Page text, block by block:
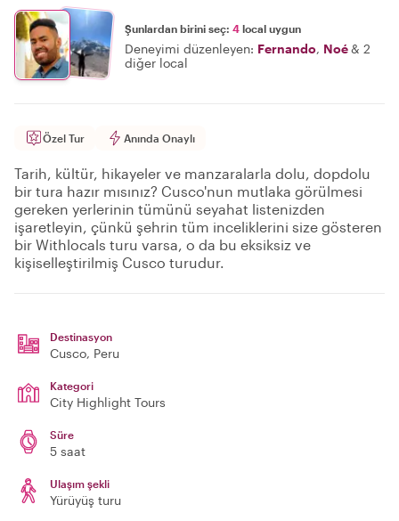
Şunlardan birini seç: 4 local uygun
Deneyimi düzenleyen: Fernando, Noé& 2
diğer local
Özel Tur Anında Onaylı
Tarih, kültür, hikayeler ve manzaralarla dolu, dopdolu
bir tura hazır mısınız? Cusco'nun mutlaka görülmesi
gereken yerlerinin tümünü seyahat listenizden
işaretleyin, çünkü şehrin tüm inceliklerini size gösteren
bir Withlocals turu varsa, o da bu eksiksiz ve
kişiselleştirilmiş Cusco turudur.
Destinasyon
Cusco, Peru
Kategori
City Highlight Tours
Süre
5 saat
Ulaşım şekli
Yürüyüş turu